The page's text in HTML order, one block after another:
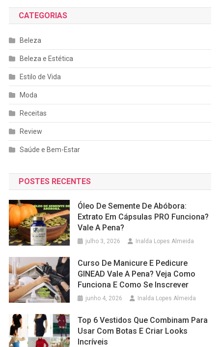
CATEGORIAS
Beleza
Beleza e Estética
Estilo de Vida
Moda
Receitas
Review
Saúde e Bem-Estar
POSTES RECENTES
Óleo De Semente De Abóbora:
Extrato Em Cápsulas PRO Funciona?
Vale A Pena?
julho 3, 2026 Inalda Lopes Almeida
Curso De Manicure E Pedicure
GINEAD Vale A Pena? Veja Como
Funciona E Como Se Inscrever
junho 4, 2026 Inalda Lopes Almeida
Top 6 Vestidos Que Combinam Para
Usar Com Botas E Criar Looks
Incríveis